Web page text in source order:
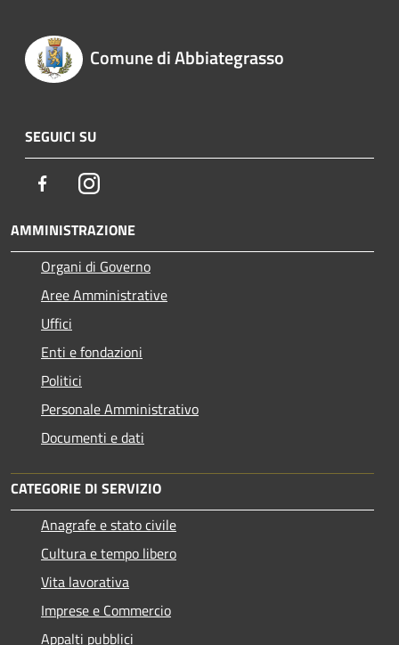
Comune di Abbiategrasso
SEGUICI SU
FacebookInstagram
AMMINISTRAZIONE
Organi di Governo
Aree Amministrative
Uffici
Enti e fondazioni
Politici
Personale Amministrativo
Documenti e dati
CATEGORIE DI SERVIZIO
Anagrafe e stato civile
Cultura e tempo libero
Vita lavorativa
Imprese e Commercio
Appalti pubblici